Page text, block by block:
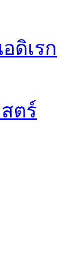
ดิเรก
ตร์